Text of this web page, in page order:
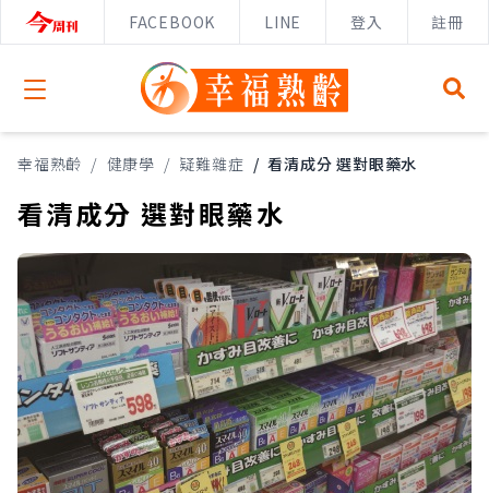
FACEBOOK LINE 登入 註冊
Open menu
幸福熟齡 / 健康學 / 疑難雜症 / 看清成分 選對眼藥水
看清成分 選對眼藥水